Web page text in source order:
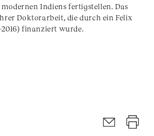
modernen Indiens fertigstellen. Das
Doktorarbeit, die durch ein Felix
finanziert wurde.